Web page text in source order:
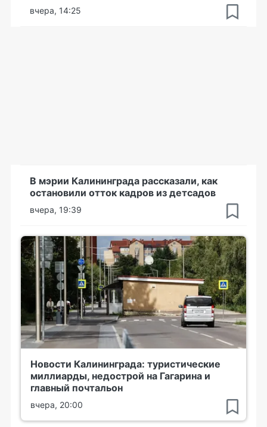
вчера, 14:25
В мэрии Калининграда рассказали, как
остановили отток кадров из детсадов
вчера, 19:39
Новости Калининграда: туристические
миллиарды, недострой на Гагарина и
главный почтальон
вчера, 20:00